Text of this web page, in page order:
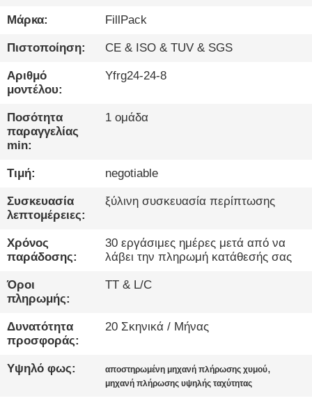
ΓΎΡΟΣ
ΕΡΓΟΣΤΑΣΊΩΝ
ΠΟΙΟΤΙΚΌΣ
ΈΛΕΓΧΟΣ
ΜΑΣ
ΕΛΆΤΕ
ΣΕ
ΕΠΑΦΉ
ΜΕ
ΝΈΑ
ΜΙΛΉΣΤΕ
ΤΏΡΑ.
Μάρκα: FillPack
Πιστοποίηση: CE & ISO & TUV & SGS
Αριθμό
μοντέλου:
Yfrg24-24-8
Ποσότητα
παραγγελίας
min:
1 ομάδα
Τιμή: negotiable
Συσκευασία
λεπτομέρειες:
ξύλινη συσκευασία περίπτωσης
Χρόνος
παράδοσης:
30 εργάσιμες ημέρες μετά από να
λάβει την πληρωμή κατάθεσής σας
Όροι
πληρωμής:
TT & L/C
Δυνατότητα
προσφοράς:
20 Σκηνικά / Μήνας
Υψηλό φως: αποστηρωμένη μηχανή πλήρωσης χυμού,
μηχανή πλήρωσης υψηλής ταχύτητας